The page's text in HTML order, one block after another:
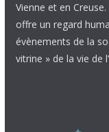
Vienne et en
offre un regard
évènements de la
vitrine » de la vie de